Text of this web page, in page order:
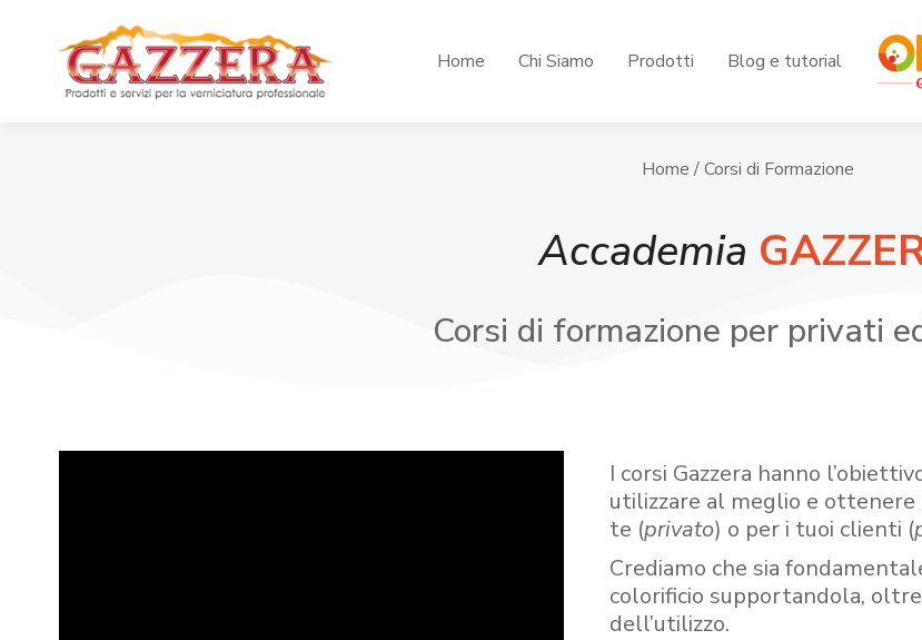
Home Chi Siamo Prodotti Blog e tutorial
Home / Corsi di Formazione
Accademia
Corsi di formazione per privati
I corsi Gazzera hanno
utilizzare al meglio e
te (privato) o per i tuoi clienti (
Crediamo che sia
colorificio supportandola,
dell’utilizzo.